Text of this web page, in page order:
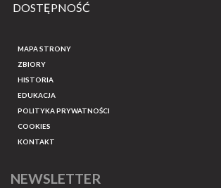
DOSTĘPNOŚĆ
MAPA STRONY
ZBIORY
HISTORIA
EDUKACJA
POLITYKA PRYWATNOŚCI
COOKIES
KONTAKT
NEWSLETTER